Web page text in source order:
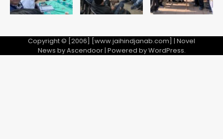
Copyright © [2006] [www.jaihindjanab.com] | Novel
News byAscendoor| Powered byWordPress.